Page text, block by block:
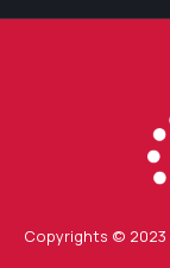
Copyrights © 2023